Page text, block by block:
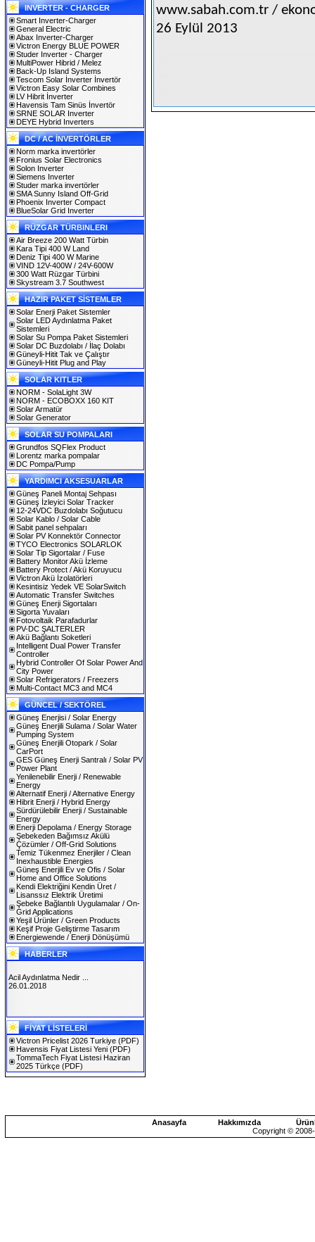
INVERTER - CHARGER
Smart Inverter-Charger
General Electric
Abax Inverter-Charger
Victron Energy BLUE POWER
Studer Inverter - Charger
MultiPower Hibrid / Melez
Back-Up Island Systems
Tescom Solar İnverter İnvertör
Victron Easy Solar Combines
LV Hibrit İnverter
Havensis Tam Sinüs İnvertör
SRNE SOLAR Inverter
DEYE Hybrid Inverters
DC / AC İNVERTÖRLER
Norm marka invertörler
Fronius Solar Electronics
Solon Inverter
Siemens Inverter
Studer marka invertörler
SMA Sunny Island Off-Grid
Phoenix Inverter Compact
BlueSolar Grid Inverter
RÜZGAR TÜRBINLERI
Air Breeze 200 Watt Türbin
Kara Tipi 400 W Land
Deniz Tipi 400 W Marine
VIND 12V-400W / 24V-600W
300 Watt Rüzgar Türbini
Skystream 3.7 Southwest
HAZIR PAKET SİSTEMLER
Solar Enerji Paket Sistemler
Solar LED Aydınlatma Paket
Sistemleri
Solar Su Pompa Paket Sistemleri
Solar DC Buzdolabı / İlaç Dolabı
Güneyli-Hitit Tak ve Çalıştır
Güneyli-Hitit Plug and Play
SOLAR KITLER
NORM - SolaLight 3W
NORM - ECOBOXX 160 KIT
Solar Armatür
Solar Generator
SOLAR SU POMPALARI
Grundfos SQFlex Product
Lorentz marka pompalar
DC Pompa/Pump
YARDIMCI AKSESUARLAR
Güneş Paneli Montaj Sehpası
Güneş İzleyici Solar Tracker
12-24VDC Buzdolabı Soğutucu
Solar Kablo / Solar Cable
Sabit panel sehpaları
Solar PV Konnektör Connector
TYCO Electronics SOLARLOK
Solar Tip Sigortalar / Fuse
Battery Monitor Akü İzleme
Battery Protect / Akü Koruyucu
Victron Akü İzolatörleri
Kesintisiz Yedek VE SolarSwitch
Automatic Transfer Switches
Güneş Enerji Sigortaları
Sigorta Yuvaları
Fotovoltaik Parafadurlar
PV-DC ŞALTERLER
Akü Bağlantı Soketleri
Intelligent Dual Power Transfer
Controller
Hybrid Controller Of Solar Power And
City Power
Solar Refrigerators / Freezers
Multi-Contact MC3 and MC4
GÜNCEL / SEKTÖREL
Güneş Enerjisi / Solar Energy
Güneş Enerjili Sulama / Solar Water
Pumping System
Güneş Enerjili Otopark / Solar
CarPort
GES Güneş Enerji Santralı / Solar PV
Power Plant
Yenilenebilir Enerji / Renewable
Energy
Alternatif Enerji / Alternative Energy
Hibrit Enerji / Hybrid Energy
Sürdürülebilir Enerji / Sustainable
Energy
Enerji Depolama / Energy Storage
Şebekeden Bağımsız Akülü
Çözümler / Off-Grid Solutions
Temiz Tükenmez Enerjiler / Clean
Inexhaustible Energies
Güneş Enerjili Ev ve Ofis / Solar
Home and Office Solutions
Kendi Elektriğini Kendin Üret /
Lisanssız Elektrik Üretimi
Şebeke Bağlantılı Uygulamalar / On-
Grid Applications
Yeşil Ürünler / Green Products
Keşif Proje Geliştirme Tasarım
Energiewende / Enerji Dönüşümü
HABERLER
SOLAREX ISTANBUL 2019
30.01.2019
Acil Aydınlatma Nedir ...
26.01.2018
FİYAT LİSTELERİ
Victron Pricelist 2026 Turkiye (PDF)
Havensis Fiyat Listesi Yeni (PDF)
TommaTech Fiyat Listesi Haziran
2025 Türkçe (PDF)
www.sabah.com.tr /
26 Eylül 2013
Anasayfa Hakkımızda
Copyright ©